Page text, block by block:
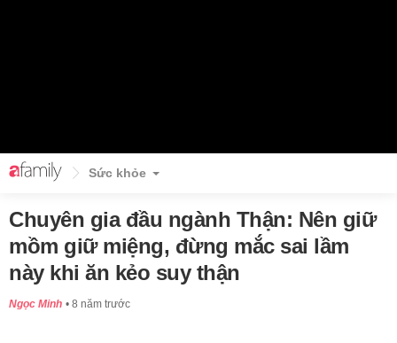
Sức khỏe
Chuyên gia đầu ngành Thận: Nên giữ
mồm giữ miệng, đừng mắc sai lầm
này khi ăn kẻo suy thận
Ngọc Minh 8 năm trước